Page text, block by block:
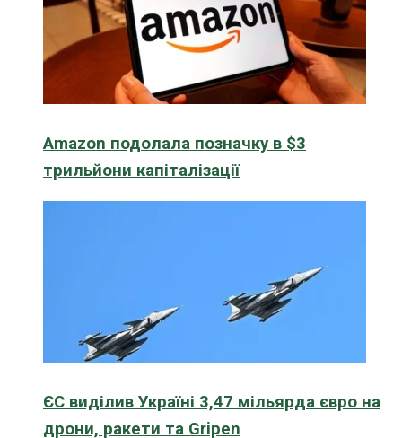
Amazon подолала позначку в $3
трильйони капіталізації
ЄС виділив Україні 3,47 мільярда євро на
дрони, ракети та Gripen